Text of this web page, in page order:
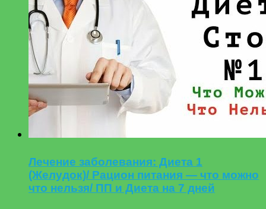
Лечение заболевания: Диета 1
(Желудок)/ Рацион питания — что можно
что нельзя/ ПП и Диета на 7 дней